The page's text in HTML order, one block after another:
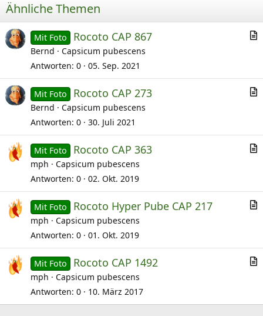
Ähnliche Themen
i
Mit Foto Rocoto CAP 867
Bernd
Capsicum pubescens
Antworten 0 05. Sep. 2021
i
Mit Foto Rocoto CAP 273
Bernd
Capsicum pubescens
Antworten 0 30. Juli 2021
i
Mit Foto Rocoto CAP 363
mph
Capsicum pubescens
Antworten 0 02. Okt. 2019
i
Mit Foto Rocoto Hyper Pube CAP 217
mph
Capsicum pubescens
Antworten 0 01. Okt. 2019
i
Mit Foto Rocoto CAP 1492
mph
Capsicum pubescens
Antworten 0 10. März 2017